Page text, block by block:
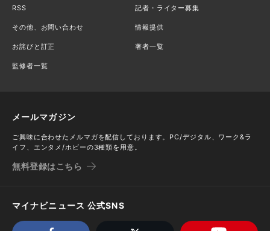
RSS 記者・ライター募集
その他、お問い合わせ 情報提供
お詫びと訂正 著者一覧
監修者一覧
メールマガジン
ご興味に合わせたメルマガを配信しております。PC/デジタル、ワーク&ラ
イフ、エンタメ/ホビーの3種類を用意。
無料登録はこちら
マイナビニュース 公式SNS